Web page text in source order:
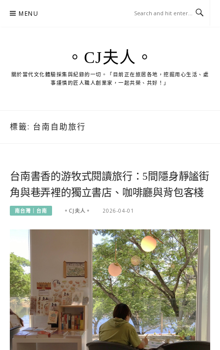
MENU
。CJ夫人。
關於當代文化體驗採集與紀錄的一切。「目前正在旅居各地，挖掘用心生活、處
事謹慎的匠人職人創業家，一起共榮、共好！」
標籤: 台南自助旅行
台南書香的游牧式閱讀旅行：5間隱身靜謐街
角與巷弄裡的獨立書店、咖啡廳與背包客棧
南台灣｜台南 。CJ夫人。 2026-04-01